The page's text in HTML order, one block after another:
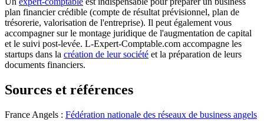
plan financier crédible (compte de résultat prévisionnel, plan de
trésorerie, valorisation de l'entreprise). Il peut également vous
accompagner sur le montage juridique de l'augmentation de capital
et le suivi post-levée. L-Expert-Comptable.com accompagne les
startups dans la création de leur société et la préparation de leurs
documents financiers.
Sources et références
France Angels : Fédération nationale des réseaux de business angels